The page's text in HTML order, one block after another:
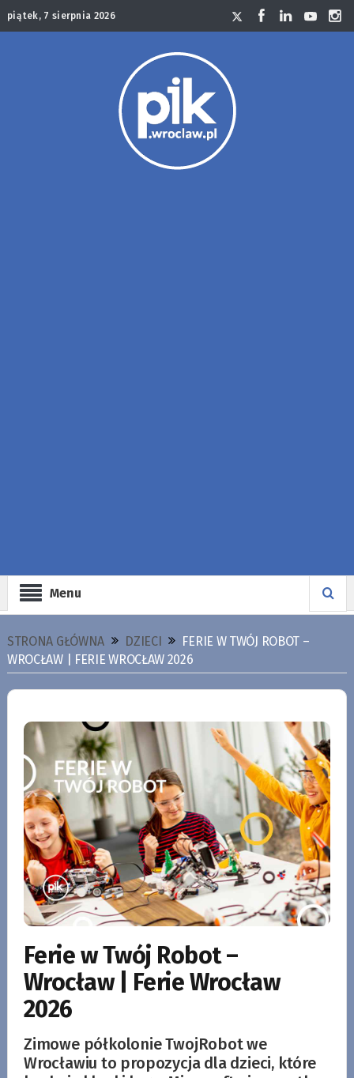
piątek, 7 sierpnia 2026
Menu
STRONA GŁÓWNA DZIECI
FERIE W TWÓJ ROBOT –
WROCŁAW | FERIE WROCŁAW 2026
Ferie w Twój Robot –
Wrocław | Ferie Wrocław
2026
Zimowe półkolonie TwojRobot we
Wrocławiu to propozycja dla dzieci, które